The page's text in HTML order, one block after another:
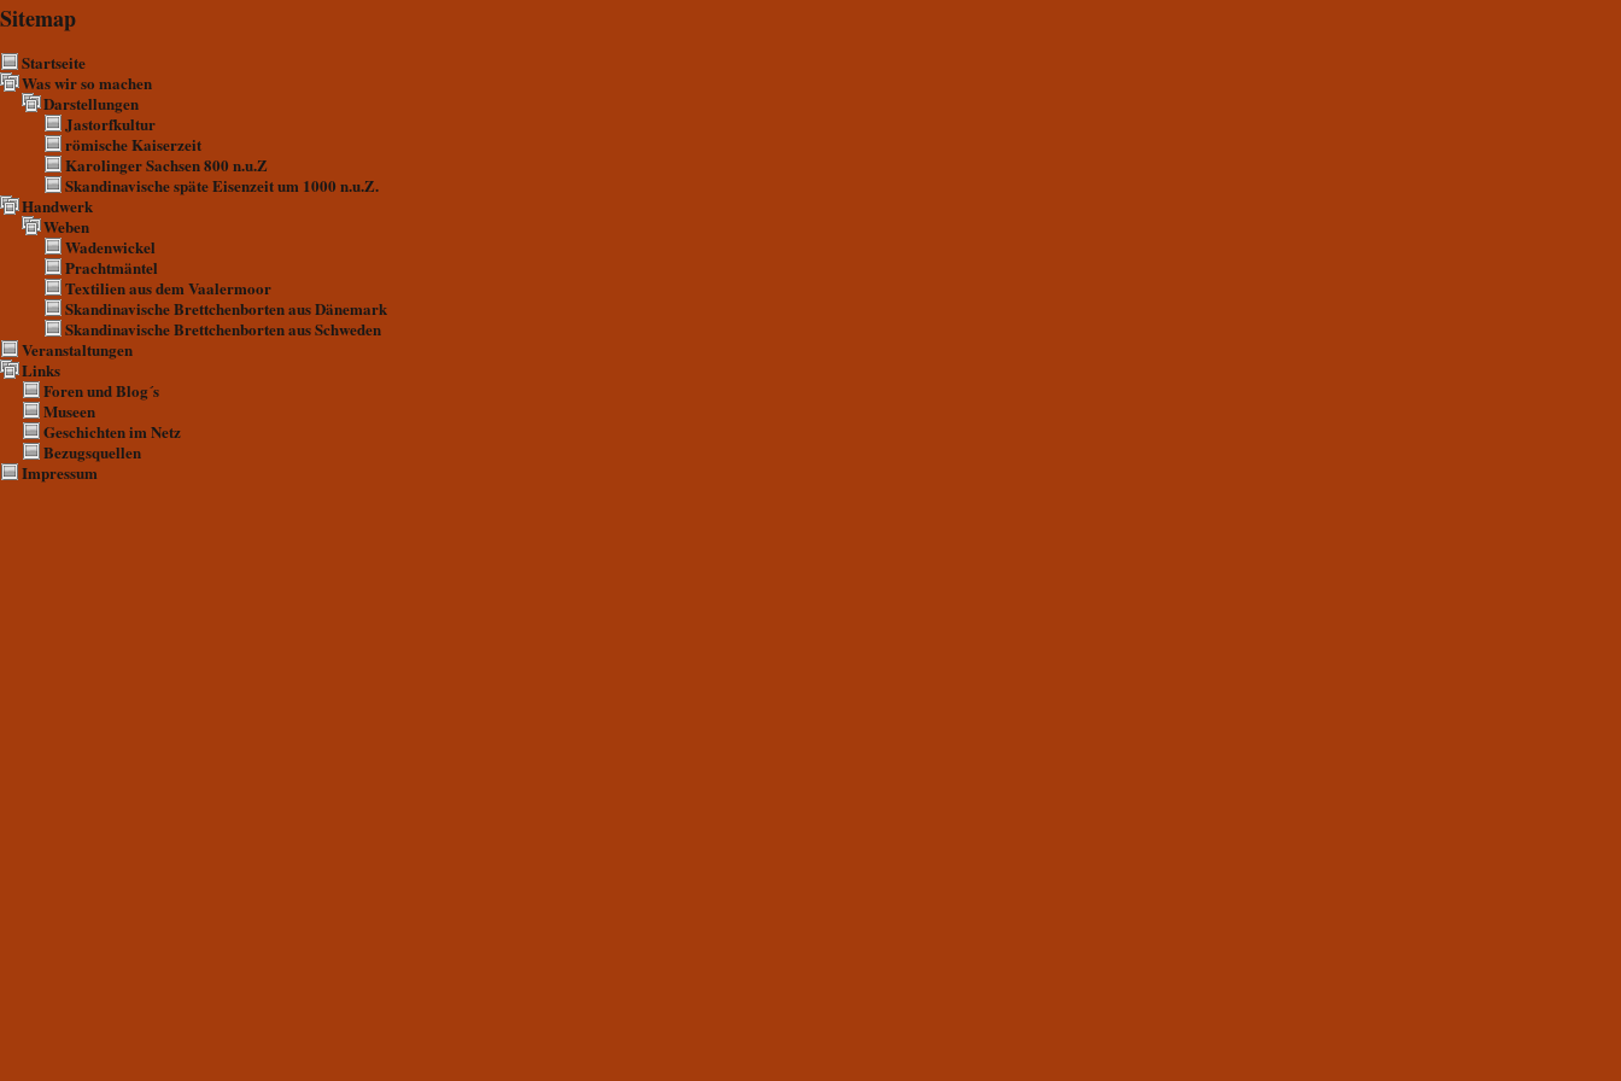
Sitemap
Startseite
Was wir so machen
Darstellungen
Jastorfkultur
römische Kaiserzeit
Karolinger Sachsen 800 n.u.Z
Skandinavische späte Eisenzeit um 1000 n.u.Z.
Handwerk
Weben
Wadenwickel
Prachtmäntel
Textilien aus dem Vaalermoor
Skandinavische Brettchenborten aus Dänemark
Skandinavische Brettchenborten aus Schweden
Veranstaltungen
Links
Foren und Blog´s
Museen
Geschichten im Netz
Bezugsquellen
Impressum